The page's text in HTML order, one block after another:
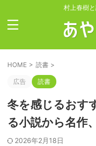
村上春樹
HOME > 読書 >
広告 読書
冬を感じるおす
る小説から名作
2026年2月18日